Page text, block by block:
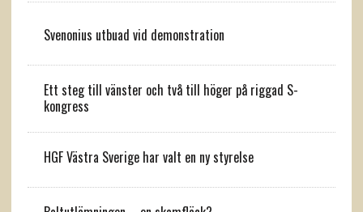
Svenonius utbuad vid demonstration
Ett steg till vänster och två till höger på riggad S-
kongress
HGF Västra Sverige har valt en ny styrelse